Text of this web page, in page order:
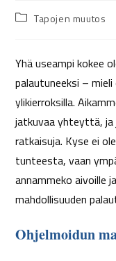
Tapojen muutos
Yhä useampi kokee
palautuneeksi –
ylikierroksilla.
jatkuvaa yhteyttä, ja
ratkaisuja. Kyse ei
tunteesta, vaan
annammeko aivoille
mahdollisuuden
Ohjelmoidun